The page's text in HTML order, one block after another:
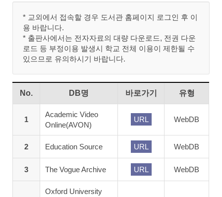
* 교외에서 접속할 경우 도서관 홈페이지 로그인 후 이
용 바랍니다.
* 출판사에서는 전자자료의 대량 다운로드, 전권 다운
로드 등 부정이용 발생시 학교 전체 이용이 제한될 수
있으므로 유의하시기 바랍니다.
No. DB명 바로가기 유형
1
Academic Video
Online(AVON)
URL WebDB
2 Education Source URL WebDB
3 The Vogue Archive URL WebDB
Oxford University